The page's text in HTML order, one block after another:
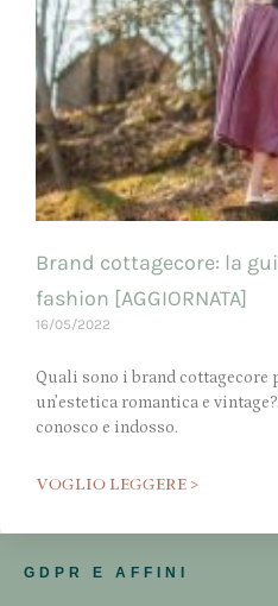
Brand cottagecore: la
fashion [AGGIORNATA]
16/05/2022
Quali sono i brand cottagecore
un’estetica romantica e
conosco e indosso.
VOGLIO LEGGERE >
GDPR E AFFINI